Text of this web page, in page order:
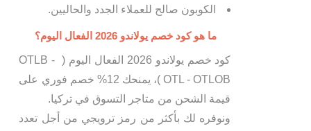
الكوبون صالح للعملاء الجدد والحاليين.
ما هو كود خصم يولاندو 2026 الفعال اليوم؟
كود خصم يولاندو 2026 الفعال اليوم ( OTLB -
OTL - OTLOB )، يمنحك 12% خصم فوري على
قيمة الشحن من متاجر التسوق في تركيا.
ونوفره لك بأكثر من رمز ترويجي من أجل تعدد